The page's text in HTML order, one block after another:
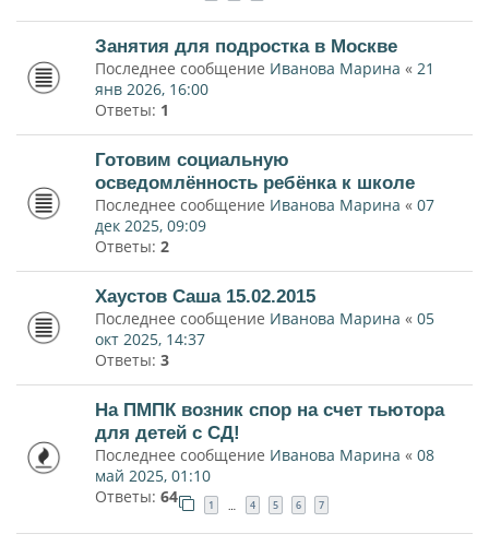
Занятия для подростка в Москве
Последнее сообщение Иванова Марина « 21
янв 2026, 16:00
Ответы: 1
Готовим социальную
осведомлённость ребёнка к школе
Последнее сообщение Иванова Марина « 07
дек 2025, 09:09
Ответы: 2
Хаустов Саша 15.02.2015
Последнее сообщение Иванова Марина « 05
окт 2025, 14:37
Ответы: 3
На ПМПК возник спор на счет тьютора
для детей с СД!
Последнее сообщение Иванова Марина « 08
май 2025, 01:10
Ответы: 64 1 … 4 5 6 7